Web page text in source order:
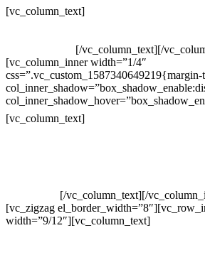
[vc_column_text]
[/vc_column_text][/
[vc_column_inner width=”1/4″
[vc_column_text]
[/vc_column_text][/
[vc_zigzag
width=”9/12″][vc_column_text]